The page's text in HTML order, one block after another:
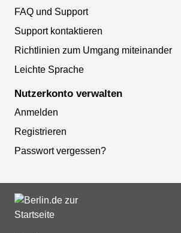
FAQ und Support
Support kontaktieren
Richtlinien zum Umgang miteinander
Leichte Sprache
Nutzerkonto verwalten
Anmelden
Registrieren
Passwort vergessen?